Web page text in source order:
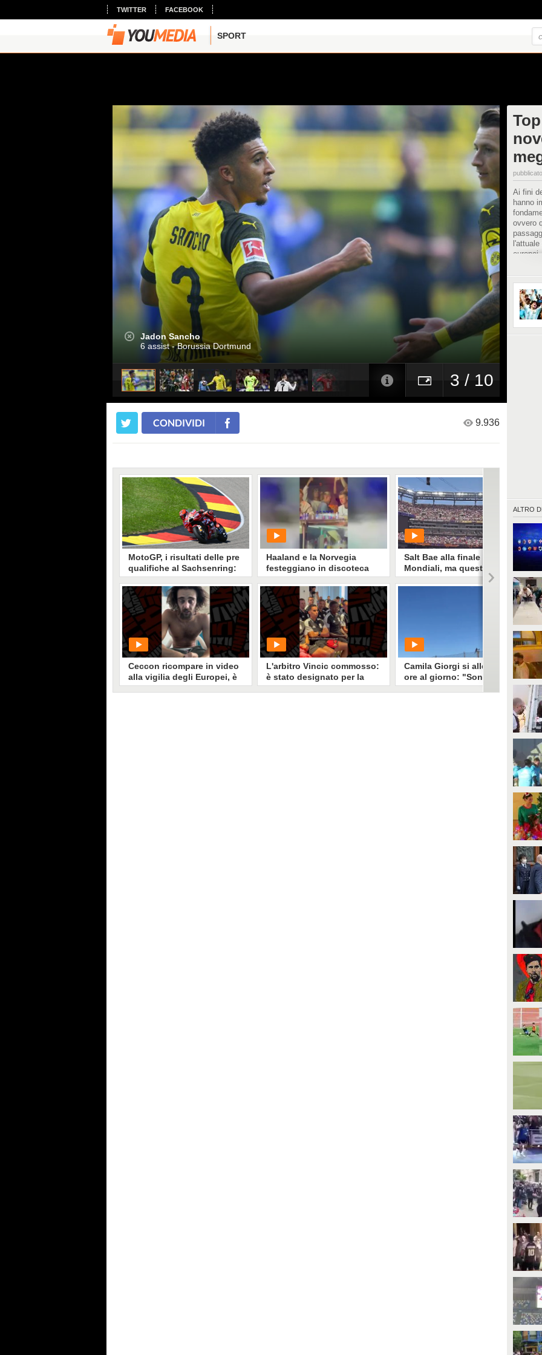
TWITTER FACEBOOK
SPORT
Jadon Sancho
6 assist - Borussia Dortmund
3 / 10
Ai fini
hanno
ovvero
del
Suso
ALTRO DI
CONDIVIDI 9.936
MotoGP, i risultati delle pre
qualifiche al Sachsenring:
Marquez vola, Bagnaia in
Q1, la classifica dei tempi
Marc Marquez chiude davanti a
tutti le pre qualifiche del GP
Germania MotoGP al Sachsenring.
Raul Fernandez secondo, Di
Giannantonio terzo. Bagnaia resta
fuori dalla top 10 e dovrà passare
dal Q1.
Ceccon ricompare in video
alla vigilia degli Europei, è
irriconoscibile: "Io sono
Haaland e la Norvegia
festeggiano in discoteca
dopo l'eliminazione dei
Mondiali
PLAY
167• diSport Fanpage
L'arbitro Vincic commosso:
è stato designato per la
finale Spagna-Argentina
Salt Bae alla finale dei
Mondiali, ma questa volta è
ingabbiato dal protocollo
2347
Camila Giorgi si allena tre
ore al giorno: "Sono incinta
e dei medici mi seguono